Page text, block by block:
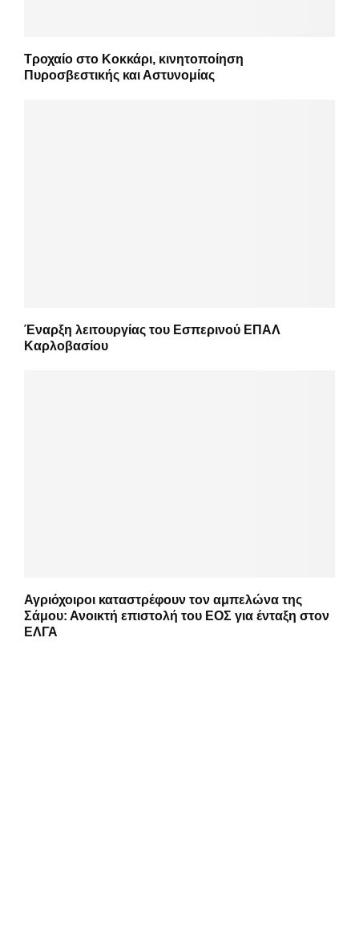
Τροχαίο στο Κοκκάρι, κινητοποίηση
Πυροσβεστικής και Αστυνομίας
Έναρξη λειτουργίας του Εσπερινού ΕΠΑΛ
Καρλοβασίου
Αγριόχοιροι καταστρέφουν τον αμπελώνα της
Σάμου: Ανοικτή επιστολή του ΕΟΣ για ένταξη στον
ΕΛΓΑ